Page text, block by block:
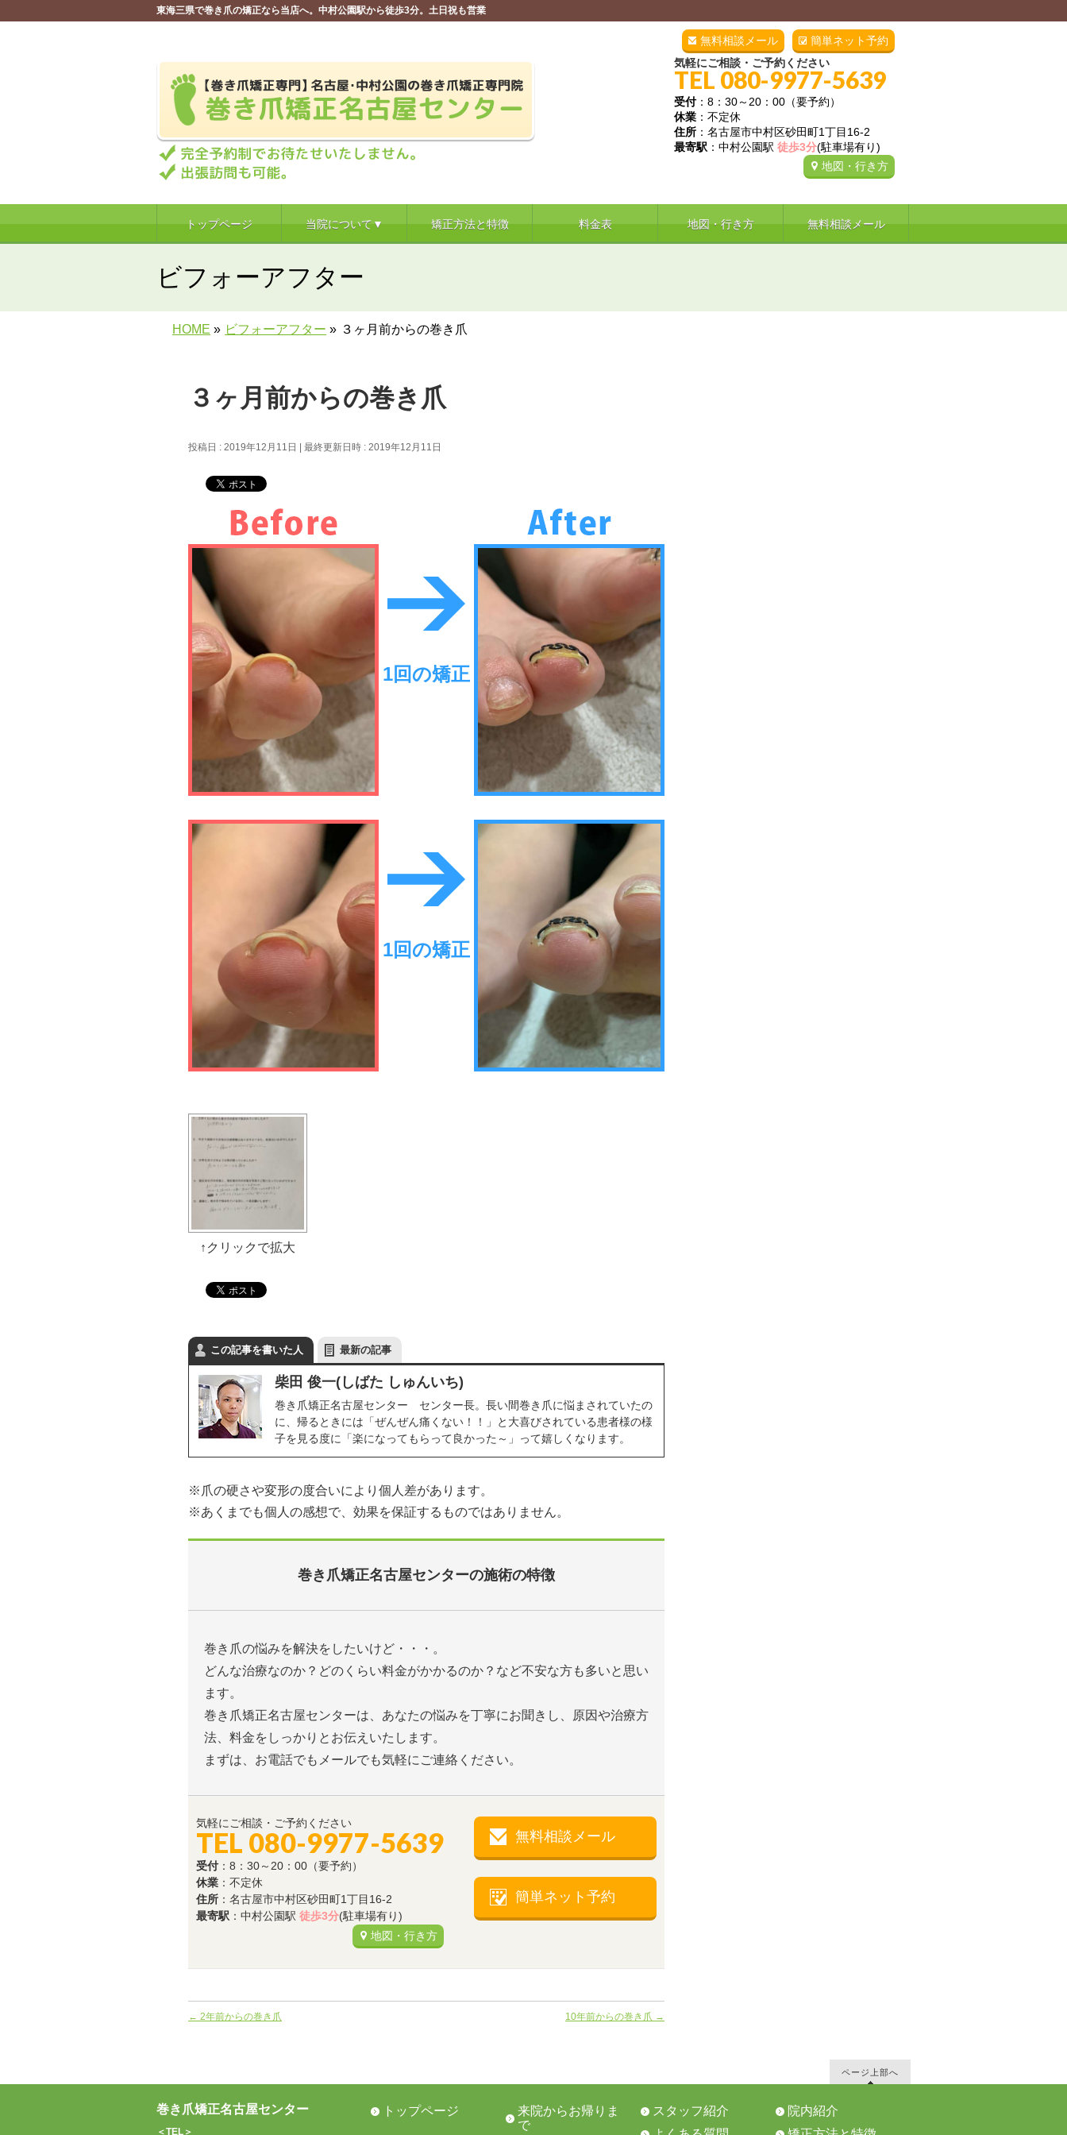
東海三県で巻き爪の矯正なら当店へ。中村公園駅から徒歩3分。土日祝も営業
簡単ネット予約
無料相談メール
気軽にご相談・ご予約ください
TEL 080-9977-5639
受付：8：30～20：00（要予約）
休業 ：不定休
住所 ：名古屋市中村区砂田町1丁目16-2
最寄駅 ：中村公園駅 徒歩3分(駐車場有り)
地図・行き方
トップページ 当院について▼ 矯正方法と特徴 料金表 地図・行き方 無料相談メール
ビフォーアフター
HOME » ビフォーアフター » ３ヶ月前からの巻き爪
３ヶ月前からの巻き爪
投稿日 : 2019年12月11日 最終更新日時 : 2019年12月11日
1回の矯正
1回の矯正
この記事を書いた人 最新の記事
柴田 俊一(しばた しゅんいち)
巻き爪矯正名古屋センター センター長。長い間巻き爪に悩まされていたの
に、帰るときには「ぜんぜん痛くない！！」と大喜びされている患者様の様
子を見る度に「楽になってもらって良かった～」って嬉しくなります。
※爪の硬さや変形の度合いにより個人差があります。
※あくまでも個人の感想で、効果を保証するものではありません。
巻き爪矯正名古屋センターの施術の特徴
巻き爪の悩みを解決をしたいけど・・・。
どんな治療なのか？どのくらい料金がかかるのか？など不安な方も多いと思い
ます。
巻き爪矯正名古屋センターは、あなたの悩みを丁寧にお聞きし、原因や治療方
法、料金をしっかりとお伝えいたします。
まずは、お電話でもメールでも気軽にご連絡ください。
気軽にご相談・ご予約ください
TEL 080-9977-5639
受付 ：8：30～20：00（要予約）
休業 ：不定休
住所 ：名古屋市中村区砂田町1丁目16-2
最寄駅 ：中村公園駅 徒歩3分(駐車場有り)
地図・行き方
無料相談メール
簡単ネット予約
← 2年前からの巻き爪 10年前からの巻き爪 →
ページ上部へ
巻き爪矯正名古屋センター
＜TEL＞
トップページ
来院からお帰りま
で
スタッフ紹介
院内紹介